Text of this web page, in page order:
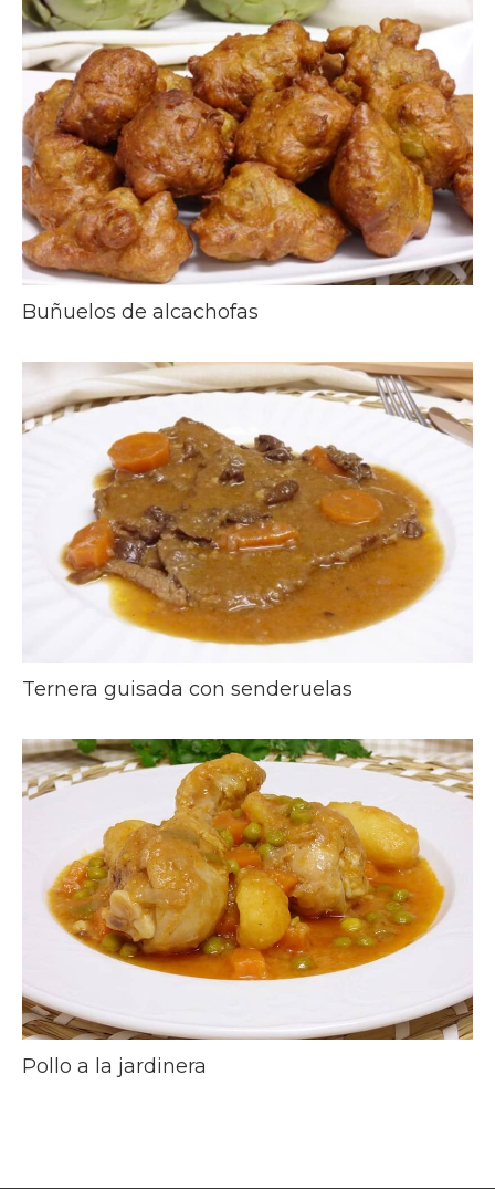
Buñuelos de alcachofas
Ternera guisada con senderuelas
Pollo a la jardinera